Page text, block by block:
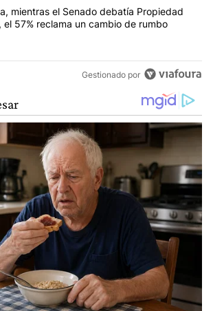
con el título "Encuesta, mientras el
mientras el Senado debatía Propiedad
el 57% reclama un cambio de rumbo
Gestionado por